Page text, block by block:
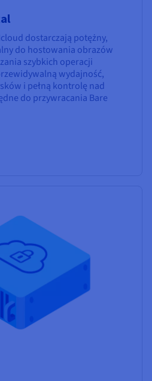
dostarczają potężny,
do hostowania obrazów
szybkich operacji
wydajność,
i pełną kontrolę nad
do przywracania Bare